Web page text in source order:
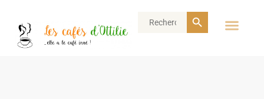
Search
Search Button